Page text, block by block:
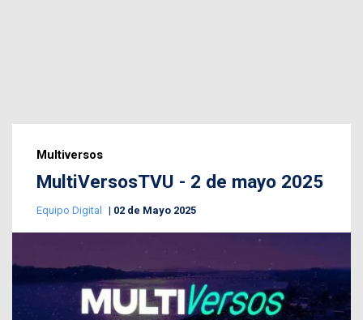
Multiversos
MultiVersosTVU - 2 de mayo 2025
Equipo Digital 02 de Mayo 2025